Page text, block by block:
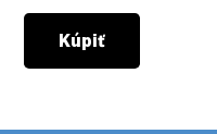
Kúpiť